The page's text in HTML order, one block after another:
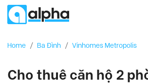
Home / Ba Đình / Vinhomes Metropolis
Cho thuê căn hộ 2